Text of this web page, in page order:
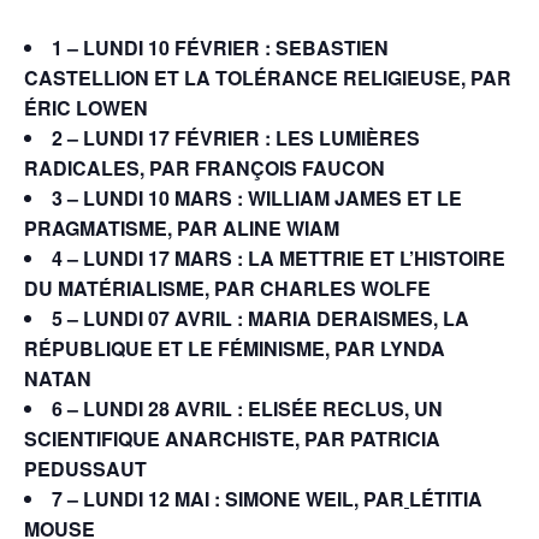
1 – LUNDI 10 FÉVRIER : SEBASTIEN
CASTELLION ET LA TOLÉRANCE RELIGIEUSE, PAR
ÉRIC LOWEN
2 – LUNDI 17 FÉVRIER : LES LUMIÈRES
RADICALES, PAR FRANÇOIS FAUCON
3 – LUNDI 10 MARS : WILLIAM JAMES ET LE
PRAGMATISME, PAR ALINE WIAM
4 – LUNDI 17 MARS : LA METTRIE ET L’HISTOIRE
DU MATÉRIALISME, PAR CHARLES WOLFE
5 – LUNDI 07 AVRIL : MARIA DERAISMES, LA
RÉPUBLIQUE ET LE FÉMINISME, PAR LYNDA
NATAN
6 – LUNDI 28 AVRIL : ELISÉE RECLUS, UN
SCIENTIFIQUE ANARCHISTE, PAR PATRICIA
PEDUSSAUT
7 – LUNDI 12 MAI : SIMONE WEIL, PAR LÉTITIA
MOUSE